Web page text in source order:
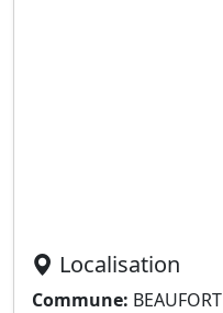
Localisation
Commune: BEAUFORT